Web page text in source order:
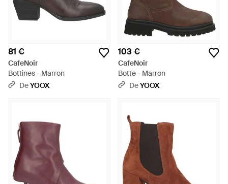
81 €
CafeNoir
Bottines - Marron
DeYOOX
103 €
CafeNoir
Botte - Marron
DeYOOX